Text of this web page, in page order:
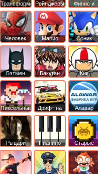
ТрансформерыРейнджеры
Самураи
Финис и
Ферб
Человек
Паук
Марио Соник
Бэтмен Бакуган
Кик
Бутовский
Пиксельные
Дрифт на
машинах
Алавар
Рыцари Пианино Старые